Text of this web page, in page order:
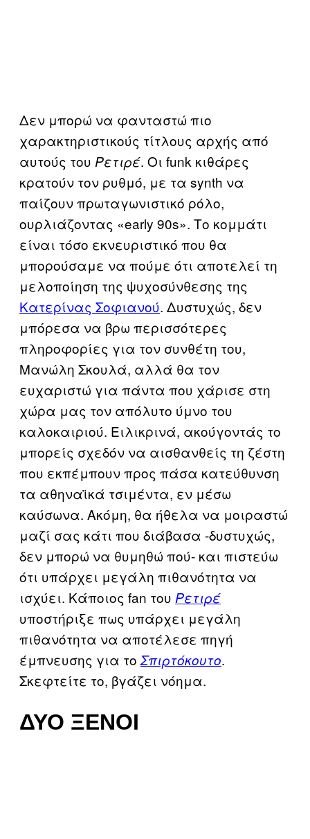
Δεν μπορώ να φανταστώ πιο
χαρακτηριστικούς τίτλους αρχής από
αυτούς του Ρετιρέ. Οι funk κιθάρες
κρατούν τον ρυθμό, με τα synth να
παίζουν πρωταγωνιστικό ρόλο,
ουρλιάζοντας «early 90s». Το κομμάτι
είναι τόσο εκνευριστικό που θα
μπορούσαμε να πούμε ότι αποτελεί τη
μελοποίηση της ψυχοσύνθεσης της
Κατερίνας Σοφιανού. Δυστυχώς, δεν
μπόρεσα να βρω περισσότερες
πληροφορίες για τον συνθέτη του,
Μανώλη Σκουλά, αλλά θα τον
ευχαριστώ για πάντα που χάρισε στη
χώρα μας τον απόλυτο ύμνο του
καλοκαιριού. Ειλικρινά, ακούγοντάς το
μπορείς σχεδόν να αισθανθείς τη ζέστη
που εκπέμπουν προς πάσα κατεύθυνση
τα αθηναϊκά τσιμέντα, εν μέσω
καύσωνα. Ακόμη, θα ήθελα να μοιραστώ
μαζί σας κάτι που διάβασα -δυστυχώς,
δεν μπορώ να θυμηθώ πού- και πιστεύω
ότι υπάρχει μεγάλη πιθανότητα να
ισχύει. Κάποιος fan του Ρετιρέ
υποστήριξε πως υπάρχει μεγάλη
πιθανότητα να αποτέλεσε πηγή
έμπνευσης για τοΣπιρτόκουτο.
Σκεφτείτε το, βγάζει νόημα.
ΔΎΟ ΞΈΝΟΙ